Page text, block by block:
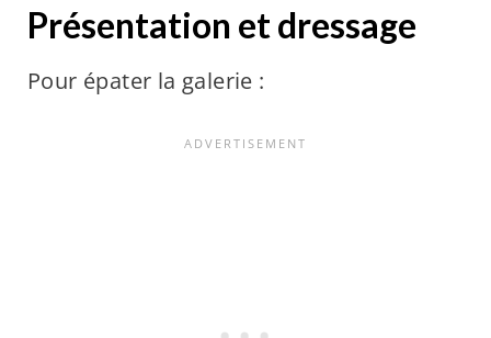
Présentation et dressage
Pour épater la galerie :